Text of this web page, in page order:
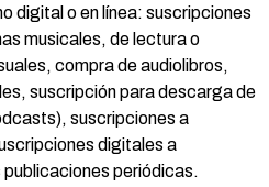
digital o en línea: suscripciones
musicales, de lectura o
compra de audiolibros,
suscripción para descarga de
suscripciones a
digitales a
periódicas.